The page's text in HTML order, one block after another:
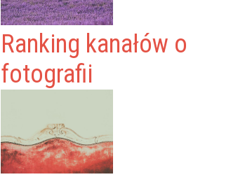
Ranking kanałów o
fotografii